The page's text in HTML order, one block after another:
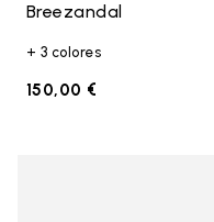
Breezandal
+ 3 colores
150,00 €